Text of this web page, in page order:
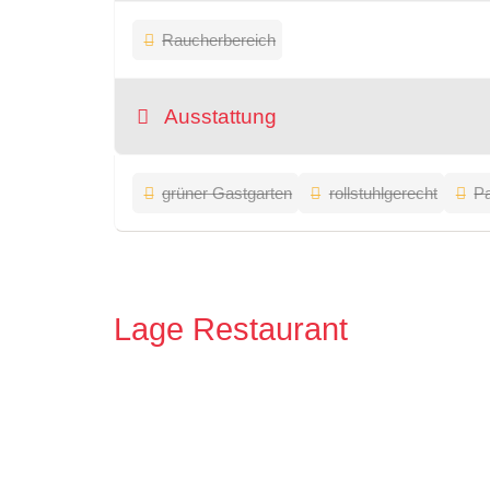
Raucherbereich
Ausstattung
grüner Gastgarten rollstuhlgerecht
Lage Restaurant